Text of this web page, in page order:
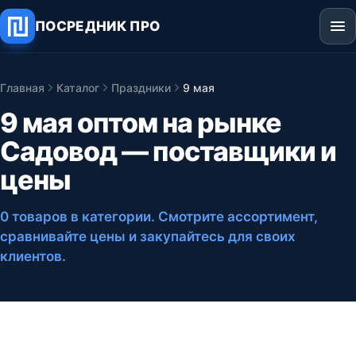
ПОСРЕДНИК ПРО
Главная Каталог Праздники 9 мая
9 мая оптом на рынке
Садовод — поставщики и
цены
0 товаров в категории. Смотрите ассортимент,
сравнивайте цены и закупайтесь для своих
клиентов.